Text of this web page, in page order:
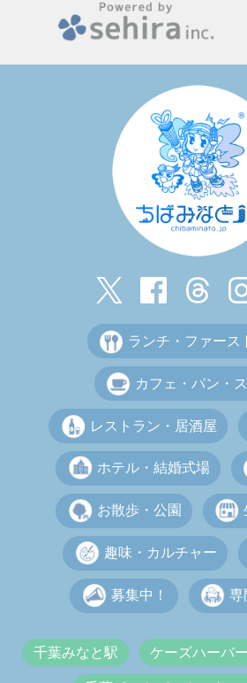
ランチ・ファース
カフェ・パン・
レストラン・居酒屋
ホテル・結婚式場
お散歩・公園
趣味・カルチャー
募集中！ 専
千葉みなと駅 ケーズハーバ